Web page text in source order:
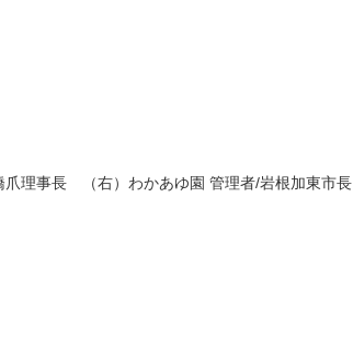
爪理事長 （右）わかあゆ園 管理者/岩根加東市長